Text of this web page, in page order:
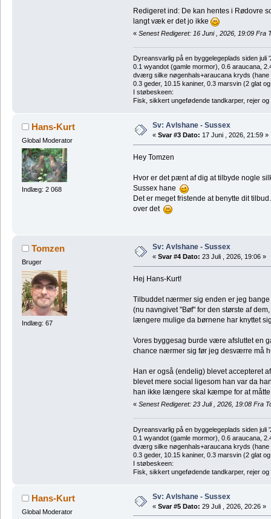
Redigeret ind: De kan hentes i Rødovre
langt væk er det jo ikke
« Senest Redigeret: 16 Juni , 2026, 19:09 Fra
Dyreansvarlig på en byggelegeplads siden juli
0.1 wyandot (gamle mormor), 0.6 araucana,
dværg silke nøgenhals+araucana kryds
0.3 geder, 10.15 kaniner, 0.3 marsvin (2 glat
I støbeskeen:
Fisk, sikkert ungefødende tandkarper, rejer
Hans-Kurt
Global Moderator
Indlæg: 2 068
Sv: Avlshane - Sussex
« Svar #3 Dato: 17 Juni , 2026, 21:59 »
Hey Tomzen
Hvor er det pænt af dig at tilbyde nogle
Sussex hane
Det er meget fristende at benytte dit
over det
Tomzen
Bruger
Indlæg: 67
Sv: Avlshane - Sussex
« Svar #4 Dato: 23 Juli , 2026, 19:06 »
Hej Hans-Kurt!
Tilbuddet nærmer sig enden er jeg
(nu navngivet "Bøf" for den største af
længere mulige da børnene har knyttet
Vores byggesag burde være afsluttet en
chance nærmer sig før jeg desværre må
Han er også (endelig) blevet accepteret
blevet mere social ligesom han var da
han ikke længere skal kæmpe for at
« Senest Redigeret: 23 Juli , 2026, 19:08 Fra
Dyreansvarlig på en byggelegeplads siden juli
0.1 wyandot (gamle mormor), 0.6 araucana,
dværg silke nøgenhals+araucana kryds
0.3 geder, 10.15 kaniner, 0.3 marsvin (2 glat
I støbeskeen:
Fisk, sikkert ungefødende tandkarper, rejer
Hans-Kurt
Global Moderator
Sv: Avlshane - Sussex
« Svar #5 Dato: 29 Juli , 2026, 20:26 »